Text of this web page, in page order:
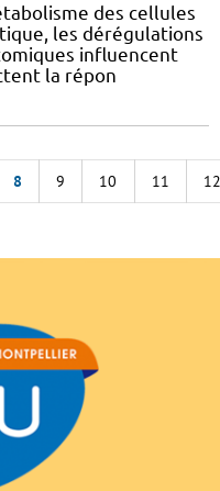
des cellules
les dérégulations
influencent
la répon
8 9 10 11 12